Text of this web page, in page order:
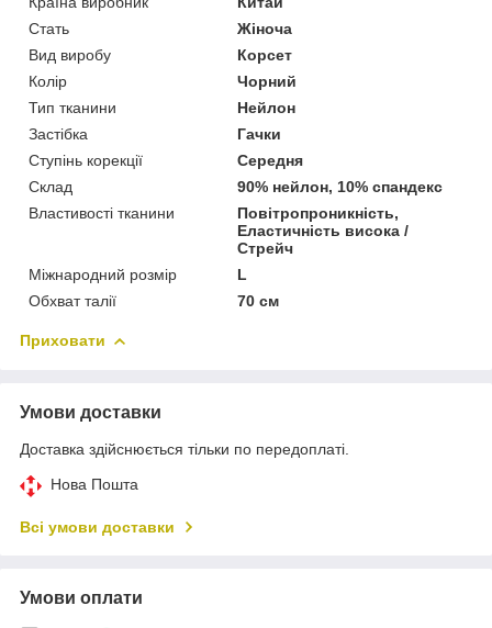
Стать
Жіноча
Вид виробу
Корсет
Колір
Чорний
Тип тканини
Нейлон
Застібка
Гачки
Ступінь корекції
Середня
Склад
90% нейлон, 10% спандекс
Властивості тканини
Повітропроникність,
Еластичність висока /
Стрейч
Міжнародний розмір
L
Обхват талії
70 см
Приховати
Умови доставки
Доставка здійснюється тільки по передоплаті.
Нова Пошта
Всі умови доставки
Умови оплати